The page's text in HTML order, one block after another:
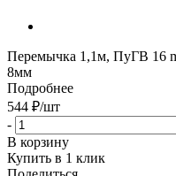
Перемычка 1,1м, ПуГВ 16
8мм
Подробнее
544 ₽/шт
-
В корзину
Купить в 1 клик